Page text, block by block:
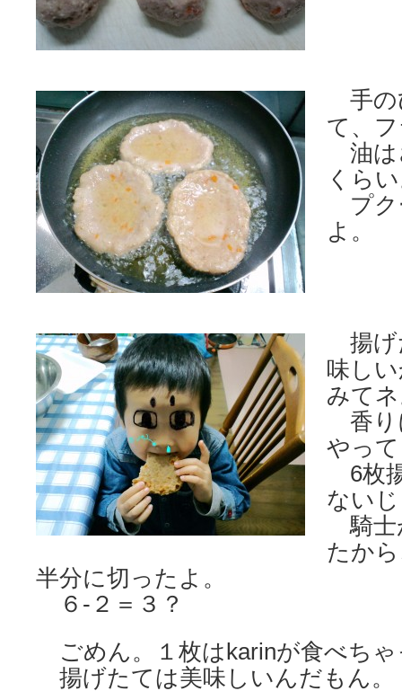
手の
て、
油は
くら
プク
よ。
揚げ
味し
みて
香り
やっ
6枚
ない
騎士
たか
半分に切ったよ。
６-２＝３？
ごめん。１枚はkarinが食べちゃ
揚げたては美味しいんだもん。